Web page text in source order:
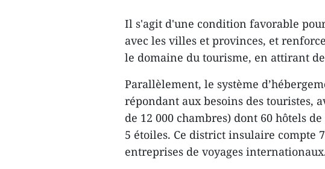
Il s'agit d'une condition favorable
avec les villes et provinces, et
le domaine du tourisme, en attirant
Parallèlement, le système
répondant aux besoins des touristes,
de 12 000 chambres) dont 60 hôtels
5 étoiles. Ce district insulaire compte
entreprises de voyages